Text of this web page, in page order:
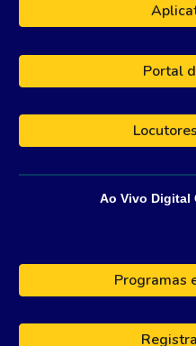
Portal
Ao Vivo Digital
Programas